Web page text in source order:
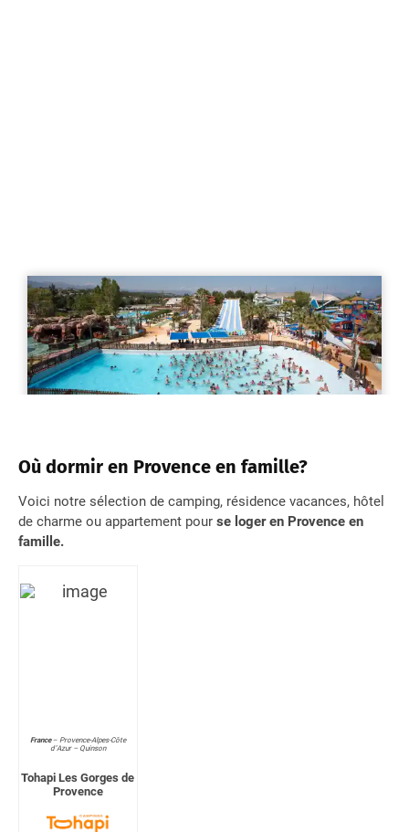
Où dormir en Provence en famille?
Voici notre sélection de camping, résidence vacances, hôtel
de charme ou appartement pour se loger en Provence en
famille.
France– Provence-Alpes-Côte
d’Azur – Quinson
Tohapi Les Gorges de
Provence